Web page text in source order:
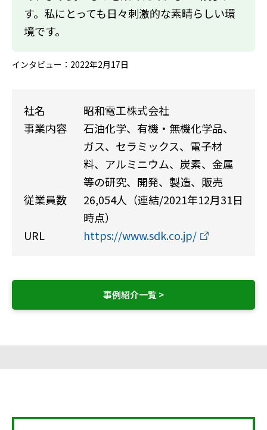
す。私にとっても日々刺激的な素晴らしい環
境です。
インタビュー：2022年2月17日
社名
昭和電工株式会社
事業内容
石油化学、有機・無機化学品、
ガス、セラミックス、電子材
料、アルミニウム、炭素、金属
等の研究、開発、製造、販売
従業員数
26,054人（連結/2021年12月31日
時点）
URL
https://www.sdk.co.jp/
事例紹介一覧 >